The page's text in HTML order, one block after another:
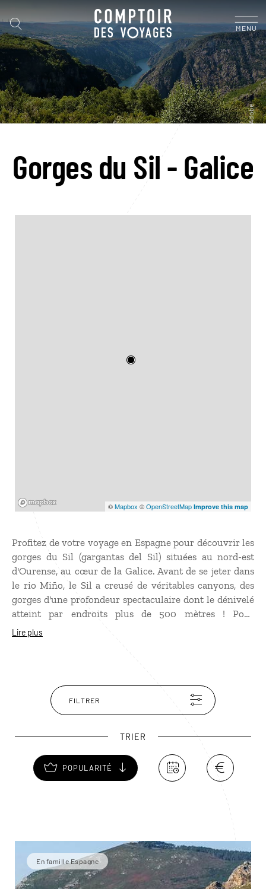
MENU
Gorges du Sil - Galice
©Mapbox ©OpenStreetMap Improve this map
Profitez de votre voyage en Espagne pour découvrir les
gorges du Sil (gargantas del Sil) situées au nord-est
d'Ourense, au cœur de la Galice. Avant de se jeter dans
le rio Miño, le Sil a creusé de véritables canyons, des
gorges d'une profondeur spectaculaire dont le dénivelé
atteint par endroits plus de 500 mètres ! Pour
découvrir ce site splendide, deux possibilités : soit
rivière ! Les terrasses des gorges du Sil sont aménagées
en vignobles, qui produisent un des meilleurs vins
blancs d'Espagne, le Ribeira Sacra. À déguster avec
monastère de San Esteban, à Ribas de Sil.
Lire plus
FILTRER
TRIER
POPULARITÉ
En famille Espagne